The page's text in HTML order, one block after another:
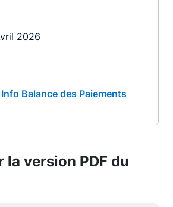
2026
Balance des Paiements
la version PDF du